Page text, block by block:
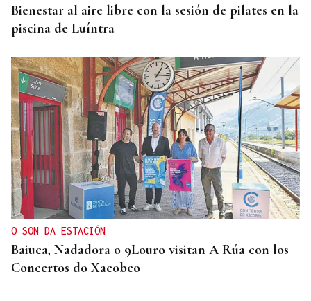
Bienestar al aire libre con la sesión de pilates en la
piscina de Luíntra
O SON DA ESTACIÓN
Baiuca, Nadadora o 9Louro visitan A Rúa con los
Concertos do Xacobeo